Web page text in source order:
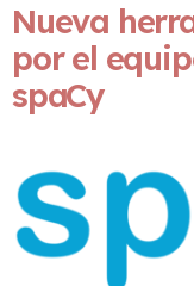
Nueva
por el
spaCy